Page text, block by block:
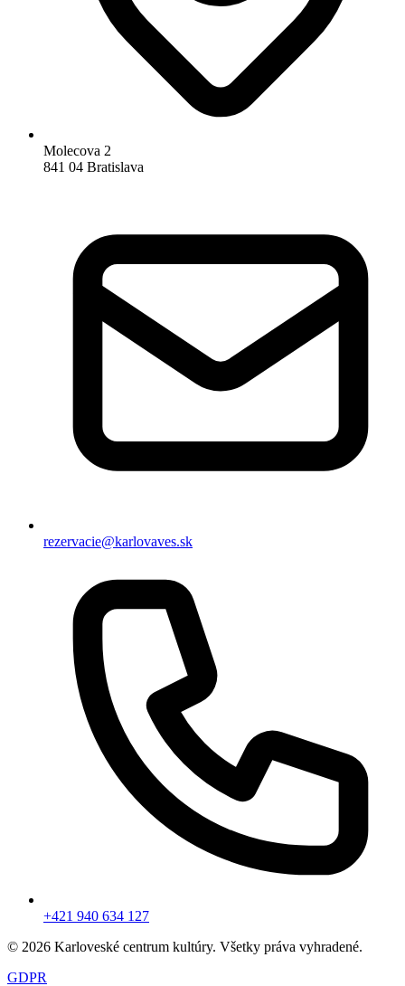
Molecova 2
841 04 Bratislava
rezervacie@karlovaves.sk
+421 940 634 127
© 2026 Karloveské centrum kultúry. Všetky práva vyhradené.
GDPR